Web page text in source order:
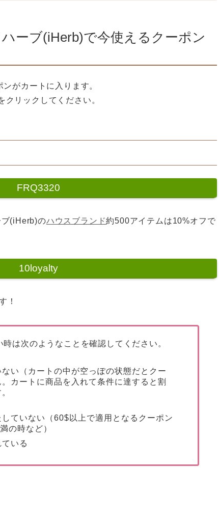
ーブ(iHerb)で今使えるクーポン
がカートに入ります。
リックしてください。
FRQ3320
(iHerb)のハウスブランド約500アイテムは10%オフで
10loyalty
！
は次のようなことを確認してください。
い（カートの中が空っぽの状態だとクー
カートに商品を入れて条件に達すると割
ていない（60$以上で適用となるクーポン
の時など）
いる